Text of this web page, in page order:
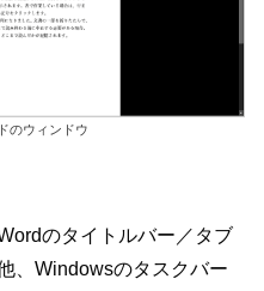
のウィンドウ
のタイトルバー／タブ
、Windowsのタスクバー